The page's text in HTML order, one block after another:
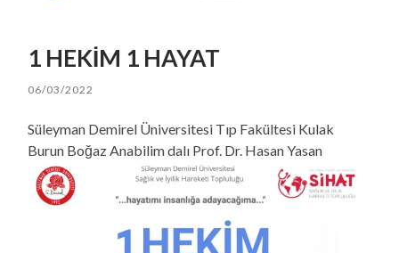
1 HEKİM 1 HAYAT
06/03/2022
Süleyman Demirel Üniversitesi Tıp Fakültesi Kulak
Burun Boğaz Anabilim dalı Prof. Dr. Hasan Yasan